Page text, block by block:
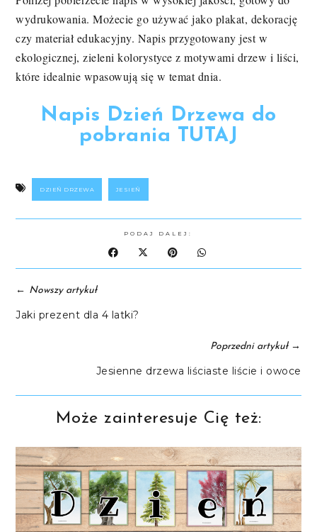
wydrukowania. Możecie go używać jako plakat, dekorację
czy materiał edukacyjny. Napis przygotowany jest w
ekologicznej, zieleni kolorystyce z motywami drzew i liści,
które idealnie wpasowują się w temat dnia.
Napis Dzień Drzewa do
pobrania TUTAJ
DZIEŃ DRZEWA JESIEŃ
PODAJ DALEJ:
← Nowszy artykuł
Jaki prezent dla 4 latki?
Poprzedni artykuł→
Jesienne drzewa liściaste liście i owoce
Może zainteresuje Cię też: